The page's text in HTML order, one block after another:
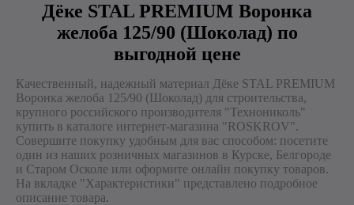
Дёке STAL PREMIUM Воронка
желоба 125/90 (Шоколад) по
выгодной цене
Качественный, надежный материал Дёке STAL PREMIUM
Воронка желоба 125/90 (Шоколад) для строительства,
крупного российского производителя "Технониколь"
купить в каталоге интернет-магазина "ROSKROV".
Совершите покупку удобным для вас способом: посетите
один из наших розничных магазинов в Курске, Белгороде
и Старом Осколе или оформите онлайн покупку товаров.
На вкладке "Характеристики" представлено подробное
описание товара.